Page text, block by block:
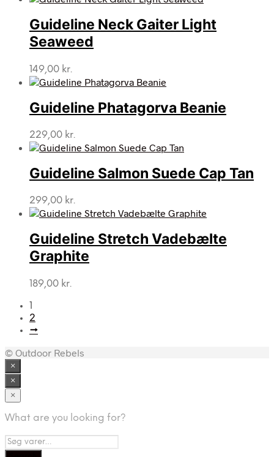
Guideline Neck Gaiter Light
Seaweed
149,00 kr.
Guideline Phatagorva Beanie
229,00 kr.
Guideline Salmon Suede Cap Tan
299,00 kr.
Guideline Stretch Vadebælte
Graphite
189,00 kr.
1
2
→
© Outdoor Rebels
×
×
×
What are you looking for?